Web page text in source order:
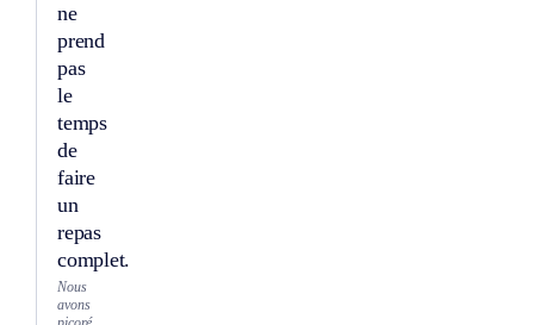
ne
prend
pas
le
temps
de
faire
un
repas
complet.
Nous
avons